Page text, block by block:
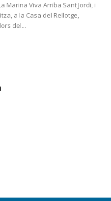
Marina Viva Arriba Sant Jordi, i
a la Casa del Rellotge,
del...